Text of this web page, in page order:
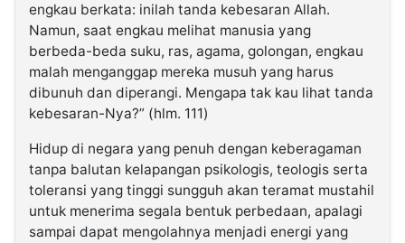
engkau berkata: inilah tanda kebesaran Allah.
Namun, saat engkau melihat manusia yang
berbeda-beda suku, ras, agama, golongan, engkau
malah menganggap mereka musuh yang harus
dibunuh dan diperangi. Mengapa tak kau lihat tanda
kebesaran-Nya?” (hlm. 111)
Hidup di negara yang penuh dengan keberagaman
tanpa balutan kelapangan psikologis, teologis serta
toleransi yang tinggi sungguh akan teramat mustahil
untuk menerima segala bentuk perbedaan, apalagi
sampai dapat mengolahnya menjadi energi yang